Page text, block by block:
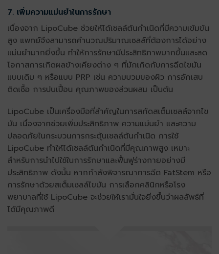
7. เพิ่มความแม่นยำในการรักษา
เนื่องจาก LipoCube ช่วยให้ได้เซลล์ต้นกำเนิดที่มีความเข้มข้น
สูง แพทย์จึงสามารถคำนวณปริมาณเซลล์ที่ต้องการได้อย่าง
แม่นยำมากยิ่งขึ้น ทำให้การรักษามีประสิทธิภาพมากขึ้นและลด
โอกาสการเกิดผลข้างเคียงต่าง ๆ ที่มักเกิดกับการฉีดไขมัน
แบบเดิม ๆ หรือแบบ PRP เช่น ความบวมของผิว การอักเสบ
ติดเชื้อ การปนเปื้อน คุณภาพของส่วนผสม เป็นต้น
LipoCube เป็นเครื่องมือที่สำคัญในการสกัดสเต็มเซลล์จากไข
มัน เนื่องจากช่วยเพิ่มประสิทธิภาพ ความแม่นยำ และความ
ปลอดภัยในกระบวนการกระตุ้นเซลล์ต้นกำเนิด การใช้
LipoCube ทำให้ได้เซลล์ต้นกำเนิดที่มีคุณภาพสูง เหมาะ
สำหรับการนำไปใช้ในการรักษาและฟื้นฟูร่างกายอย่างมี
ประสิทธิภาพ ดังนั้น หากกำลังพิจารณาการฉีด FatStem หรือ
การรักษาด้วยสเต็มเซลล์ไขมัน การเลือกคลินิกหรือโรง
พยาบาลที่ใช้ LipoCube จะช่วยให้เรามั่นใจยิ่งขึ้นว่าผลลัพธ์ที่
ได้มีคุณภาพดี